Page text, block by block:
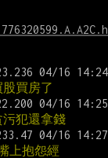
買房了
犯還拿錢
上抱怨經